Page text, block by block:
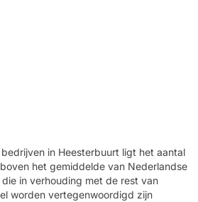
in Heesterbuurt ligt het aantal
het gemiddelde van Nederlandse
in verhouding met de rest van
worden vertegenwoordigd zijn